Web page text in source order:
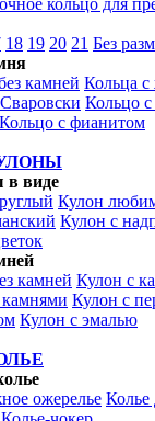
кольцо для
18 19 20 21 Без
камней Кольца
Кольцо с
Кольцо с фианитом
в виде
Кулон
Кулон с
камней Кулон с
Кулон с
Кулон с эмалью
ожерелье Колье